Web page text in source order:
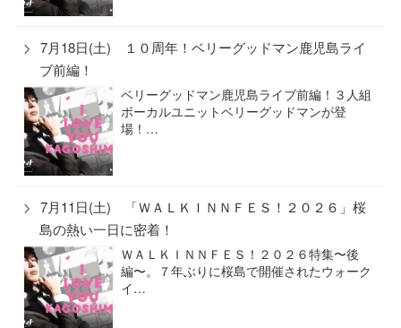
7月18日(土) １０周年！ベリーグッドマン鹿児島ライ
ブ前編！
ベリーグッドマン鹿児島ライブ前編！３人組
ボーカルユニットベリーグッドマンが登
場！…
7月11日(土) 「ＷＡＬＫＩＮＮＦＥＳ！２０２６」桜
島の熱い一日に密着！
ＷＡＬＫＩＮＮＦＥＳ！２０２６特集〜後
編〜。７年ぶりに桜島で開催されたウォーク
イ…